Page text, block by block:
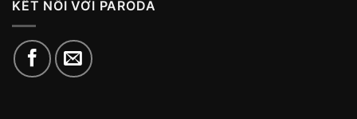
KẾT NỐI VỚI PARODA